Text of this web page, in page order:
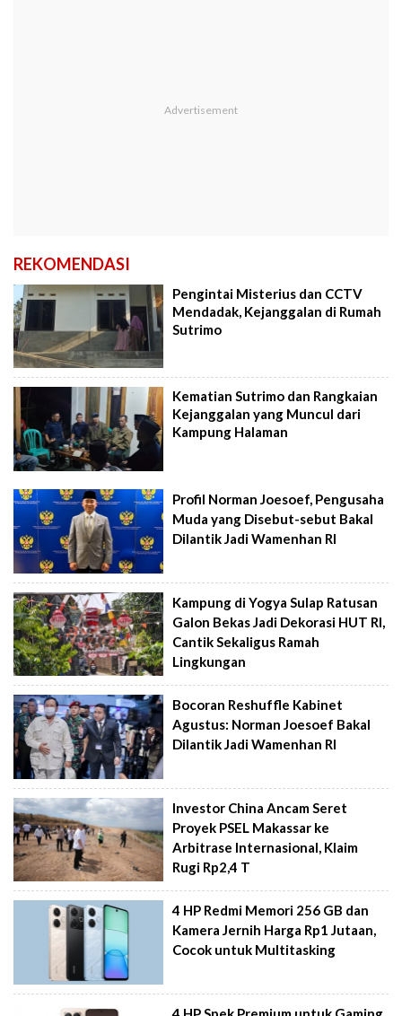
REKOMENDASI
Pengintai Misterius dan CCTV
Mendadak, Kejanggalan di Rumah
Sutrimo
Kematian Sutrimo dan Rangkaian
Kejanggalan yang Muncul dari
Kampung Halaman
Profil Norman Joesoef, Pengusaha
Muda yang Disebut-sebut Bakal
Dilantik Jadi Wamenhan RI
Kampung di Yogya Sulap Ratusan
Galon Bekas Jadi Dekorasi HUT RI,
Cantik Sekaligus Ramah
Lingkungan
Bocoran Reshuffle Kabinet
Agustus: Norman Joesoef Bakal
Dilantik Jadi Wamenhan RI
Investor China Ancam Seret
Proyek PSEL Makassar ke
Arbitrase Internasional, Klaim
Rugi Rp2,4 T
4 HP Redmi Memori 256 GB dan
Kamera Jernih Harga Rp1 Jutaan,
Cocok untuk Multitasking